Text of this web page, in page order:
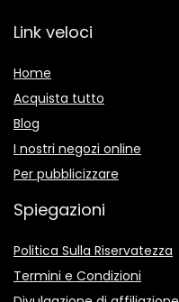
Link veloci
Home
Acquista tutto
Blog
I nostri negozi online
Per pubblicizzare
Spiegazioni
Politica Sulla Riservatezza
Termini e Condizioni